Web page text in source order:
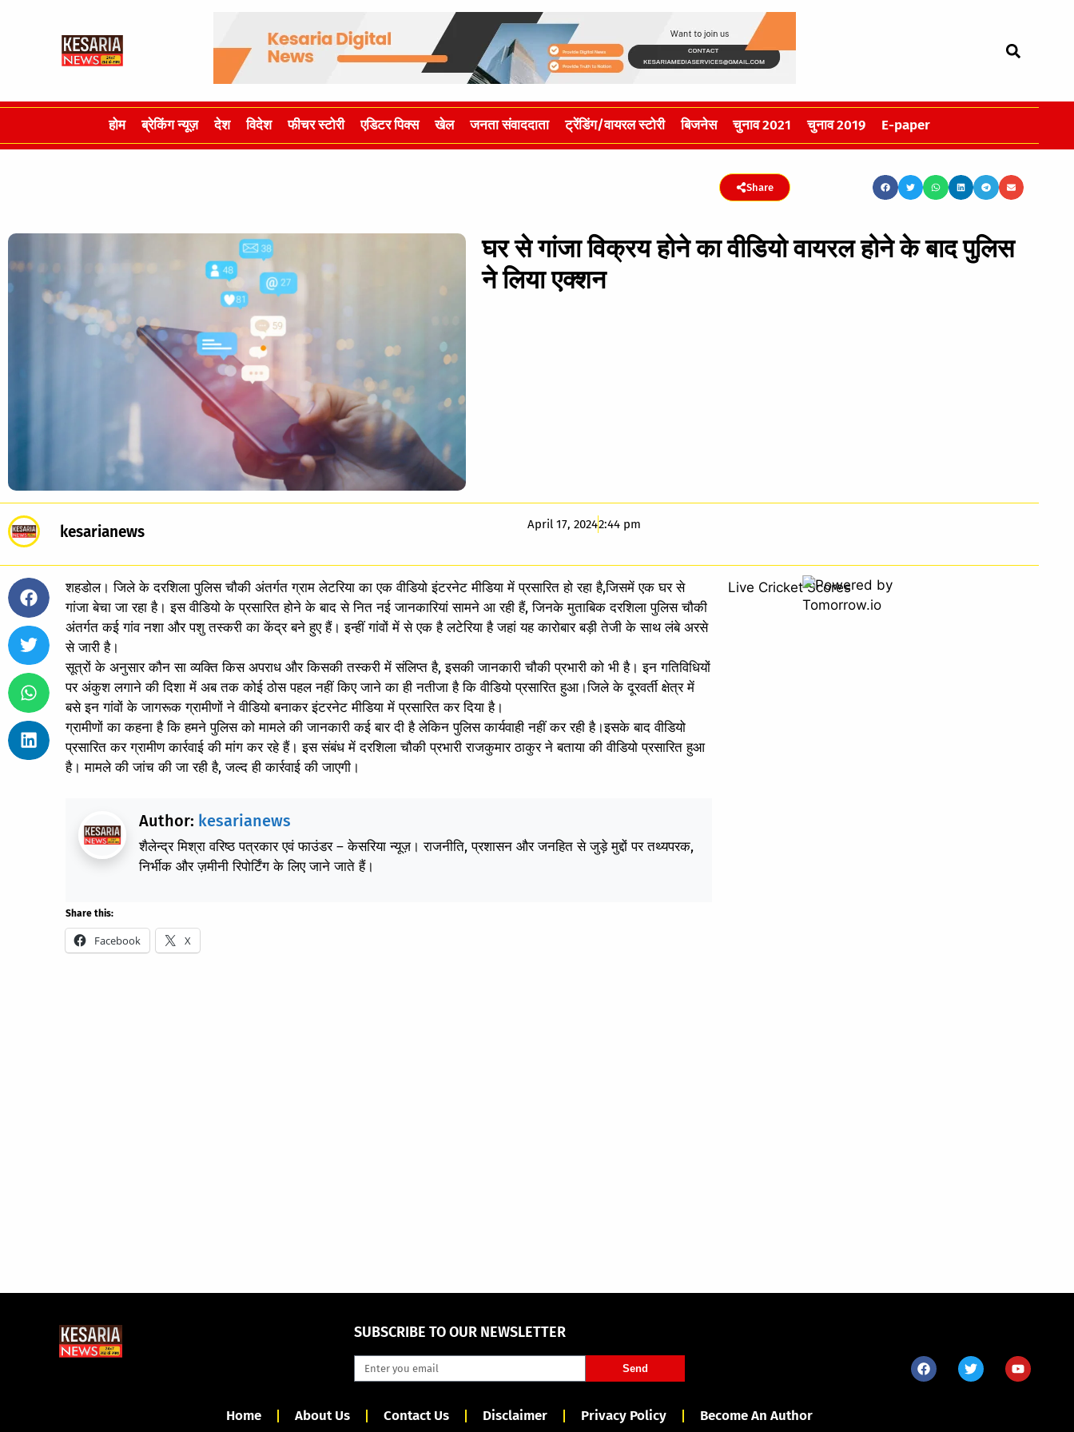
होम ब्रेकिंग न्यूज़ देश विदेश फीचर स्टोरी एडिटर पिक्स खेल जनता संवाददाता ट्रेंडिंग/वायरल स्टोरी बिजनेस चुनाव 2021 चुनाव 2019 E-paper
Share
घर से गांजा विक्रय होने का वीडियो वायरल होने के बाद पुलिस
ने लिया एक्शन
kesarianews April 17, 20242:44 pm
शहडोल। जिले के दरशिला पुलिस चौकी अंतर्गत ग्राम लेटरिया का एक वीडियो इंटरनेट मीडिया में प्रसारित हो रहा है,जिसमें एक घर से
गांजा बेचा जा रहा है। इस वीडियो के प्रसारित होने के बाद से नित नई जानकारियां सामने आ रही हैं, जिनके मुताबिक दरशिला पुलिस चौकी
अंतर्गत कई गांव नशा और पशु तस्करी का केंद्र बने हुए हैं। इन्हीं गांवों में से एक है लटेरिया है जहां यह कारोबार बड़ी तेजी के साथ लंबे अरसे
से जारी है।
सूत्रों के अनुसार कौन सा व्यक्ति किस अपराध और किसकी तस्करी में संलिप्त है, इसकी जानकारी चौकी प्रभारी को भी है। इन गतिविधियों
पर अंकुश लगाने की दिशा में अब तक कोई ठोस पहल नहीं किए जाने का ही नतीजा है कि वीडियो प्रसारित हुआ।जिले के दूरवर्ती क्षेत्र में
बसे इन गांवों के जागरूक ग्रामीणों ने वीडियो बनाकर इंटरनेट मीडिया में प्रसारित कर दिया है।
ग्रामीणों का कहना है कि हमने पुलिस को मामले की जानकारी कई बार दी है लेकिन पुलिस कार्यवाही नहीं कर रही है।इसके बाद वीडियो
प्रसारित कर ग्रामीण कार्रवाई की मांग कर रहे हैं। इस संबंध में दरशिला चौकी प्रभारी राजकुमार ठाकुर ने बताया की वीडियो प्रसारित हुआ
है। मामले की जांच की जा रही है, जल्द ही कार्रवाई की जाएगी।
Author: kesarianews
शैलेन्द्र मिश्रा वरिष्ठ पत्रकार एवं फाउंडर – केसरिया न्यूज़। राजनीति, प्रशासन और जनहित से जुड़े मुद्दों पर तथ्यपरक,
निर्भीक और ज़मीनी रिपोर्टिंग के लिए जाने जाते हैं।
Share this:
Facebook X
Live Cricket Scores
SUBSCRIBE TO OUR NEWSLETTER
Send
Home About Us Contact Us Disclaimer Privacy Policy Become An Author